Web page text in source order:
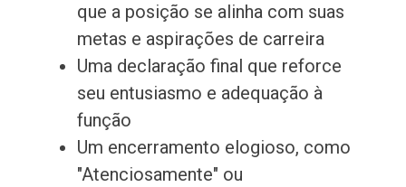
que a posição se alinha com suas
metas e aspirações de carreira
Uma declaração final que reforce
seu entusiasmo e adequação à
função
Um encerramento elogioso, como
"Atenciosamente" ou